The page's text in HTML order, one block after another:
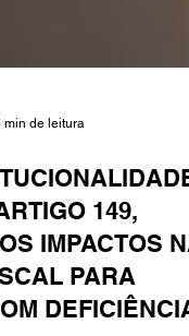
min de leitura
149,
IMPACTOS NA